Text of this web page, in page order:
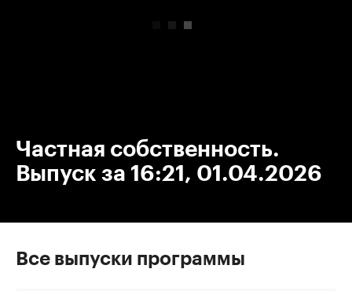
Частная собственность.
Выпуск за 16:21, 01.04.2026
Все выпуски программы